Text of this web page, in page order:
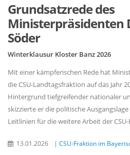
Grundsatzrede des
Ministerpräsidenten
Söder
Winterklausur Kloster Banz 2026
Mit einer kämpferischen Rede hat
die CSU-Landtagsfraktion auf das Jahr
Hintergrund tiefgreifender nationaler
skizzierte er die politische
Leitlinien für die weitere Arbeit der
13.01.2026 | CSU-Fraktion im